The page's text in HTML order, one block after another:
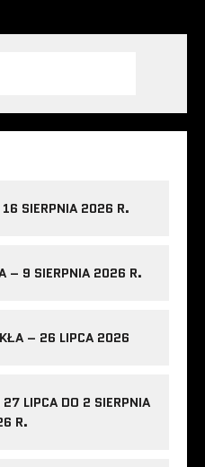
SIERPNIA 2026 R.
– 9 SIERPNIA 2026 R.
– 26 LIPCA 2026
LIPCA DO 2 SIERPNIA
R.